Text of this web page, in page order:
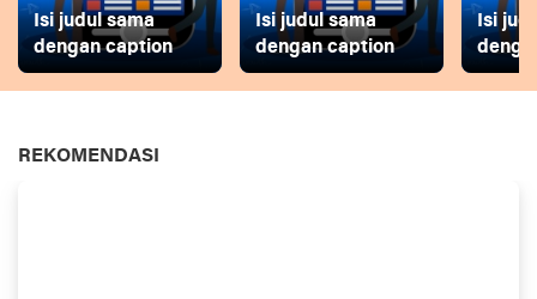
Isi judul sama
dengan caption
Isi judul sama
dengan caption
Isi
REKOMENDASI